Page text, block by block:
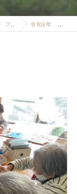
ブログ 令和8年 第一弾の壁画